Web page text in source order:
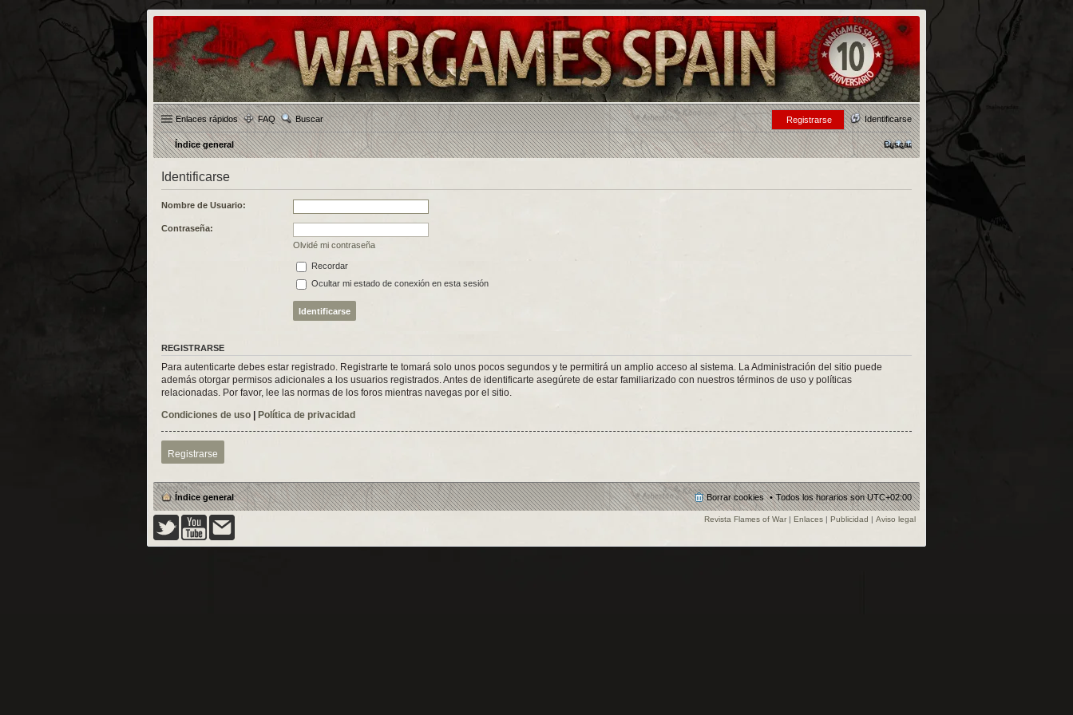
Enlaces rápidos FAQ Buscar Identificarse
Registrarse
Índice general Buscar
Identificarse
Nombre de Usuario:
Contraseña:
Olvidé mi contraseña
Recordar
Ocultar mi estado de conexión en esta sesión
REGISTRARSE
Para autenticarte debes estar registrado. Registrarte te tomará solo unos pocos segundos y te permitirá un amplio acceso al sistema. La Administración del sitio puede
además otorgar permisos adicionales a los usuarios registrados. Antes de identificarte asegúrete de estar familiarizado con nuestros términos de uso y políticas
relacionadas. Por favor, lee las normas de los foros mientras navegas por el sitio.
Condiciones de uso | Política de privacidad
Registrarse
Índice general Todos los horarios sonUTC+02:00
Borrar cookies
Revista Flames of War | Enlaces | Publicidad | Aviso legal